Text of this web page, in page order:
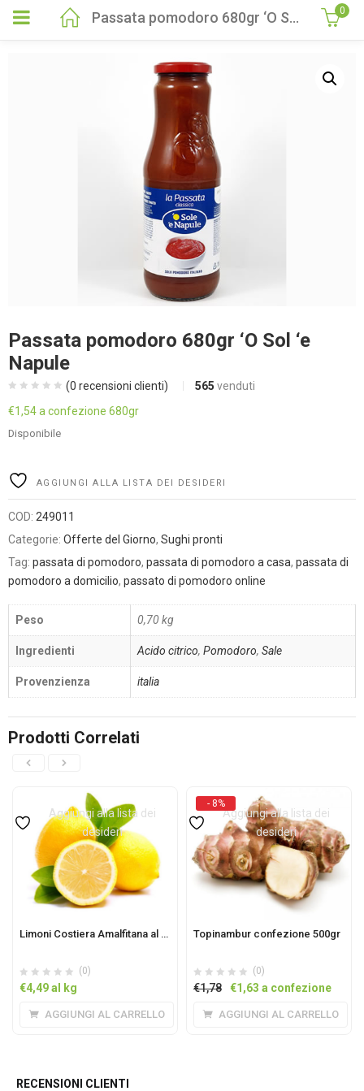
Passata pomodoro 680gr ‘O Sol ‘e Napule 0
Passata pomodoro 680gr ‘O Sol ‘e
Napule
(0 recensioni clienti) 565 venduti
€1,54a confezione 680gr
Disponibile
Alternative:
AGGIUNGI ALLA LISTA DEI DESIDERI
COD: 249011
Categorie: Offerte del Giorno, Sughi pronti
Tag: passata di pomodoro, passata di pomodoro a casa, passata di
pomodoro a domicilio, passato di pomodoro online
Peso 0,70 kg
Ingredienti Acido citrico, Pomodoro, Sale
Provenzienza italia
Prodotti Correlati
Aggiungi alla lista dei
desideri
Limoni Costiera Amalfitana al Kg
(0)
€4,49al kg
AGGIUNGI AL CARRELLO
- 8%
Aggiungi alla lista dei
desideri
Topinambur confezione 500gr
(0)
€1,78
Il
€1,63 Ila confezione
AGGIUNGI AL CARRELLO
RECENSIONI CLIENTI